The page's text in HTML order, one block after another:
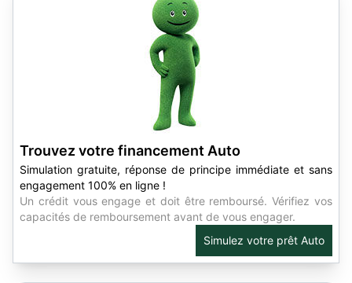
Trouvez votre financement Auto
Simulation gratuite, réponse de principe immédiate et sans
engagement 100% en ligne !
Un crédit vous engage et doit être remboursé. Vérifiez vos
capacités de remboursement avant de vous engager.
Simulez votre prêt Auto